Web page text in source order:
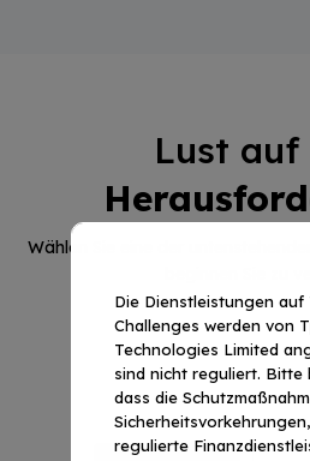
Lust auf
Wählen Sie eine der
Die Dienstleistungen auf
Challenges werden von
Technologies Limited
sind nicht reguliert. Bitte
dass die
regulierte